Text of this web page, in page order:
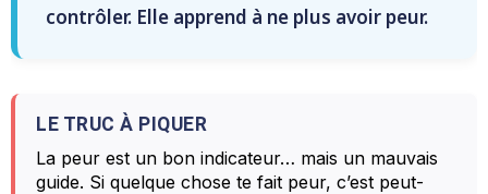
contrôler. Elle apprend à ne plus avoir peur.
LE TRUC À PIQUER
La peur est un bon indicateur… mais un mauvais
guide. Si quelque chose te fait peur, c’est peut-